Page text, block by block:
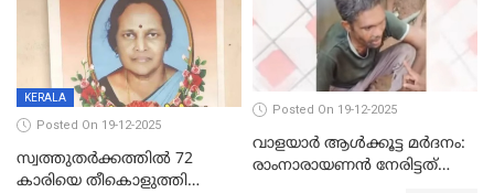
KERALA
Posted On 19-12-2025
സ്വത്തുതര്‍ക്കത്തില്‍ 72
കാരിയെ തീകൊളുത്തി
Posted On 19-12-2025
വാളയാർ ആൾക്കൂട്ട മർദനം:
രാംനാരായണൻ നേരിട്ടത്